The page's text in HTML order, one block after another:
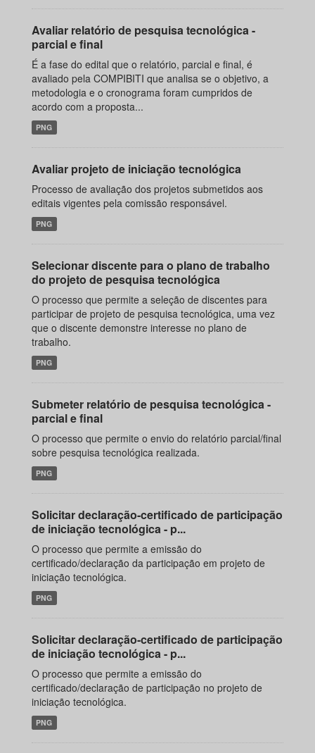
Avaliar relatório de pesquisa tecnológica -
parcial e final
É a fase do edital que o relatório, parcial e final, é
avaliado pela COMPIBITI que analisa se o objetivo, a
metodologia e o cronograma foram cumpridos de
acordo com a proposta...
PNG
Avaliar projeto de iniciação tecnológica
Processo de avaliação dos projetos submetidos aos
editais vigentes pela comissão responsável.
PNG
Selecionar discente para o plano de trabalho
do projeto de pesquisa tecnológica
O processo que permite a seleção de discentes para
participar de projeto de pesquisa tecnológica, uma vez
que o discente demonstre interesse no plano de
trabalho.
PNG
Submeter relatório de pesquisa tecnológica -
parcial e final
O processo que permite o envio do relatório parcial/final
sobre pesquisa tecnológica realizada.
PNG
Solicitar declaração-certificado de participação
de iniciação tecnológica - p...
O processo que permite a emissão do
certificado/declaração da participação em projeto de
iniciação tecnológica.
PNG
Solicitar declaração-certificado de participação
de iniciação tecnológica - p...
O processo que permite a emissão do
certificado/declaração de participação no projeto de
iniciação tecnológica.
PNG